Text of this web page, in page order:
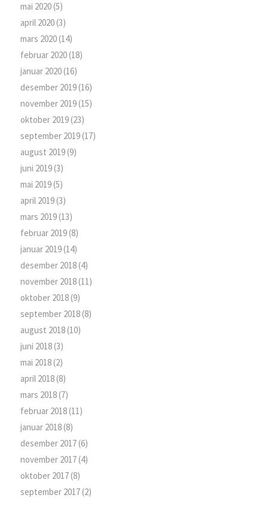
mai 2020(5)
april 2020(3)
mars 2020(14)
februar 2020(18)
januar 2020(16)
desember 2019(16)
november 2019(15)
oktober 2019(23)
september 2019(17)
august 2019(9)
juni 2019(3)
mai 2019(5)
april 2019(3)
mars 2019(13)
februar 2019(8)
januar 2019(14)
desember 2018(4)
november 2018(11)
oktober 2018(9)
september 2018(8)
august 2018(10)
juni 2018(3)
mai 2018(2)
april 2018(8)
mars 2018(7)
februar 2018(11)
januar 2018(8)
desember 2017(6)
november 2017(4)
oktober 2017(8)
september 2017(2)